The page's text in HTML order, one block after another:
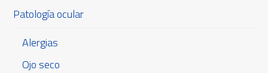
Patología ocular
Alergias
Ojo seco